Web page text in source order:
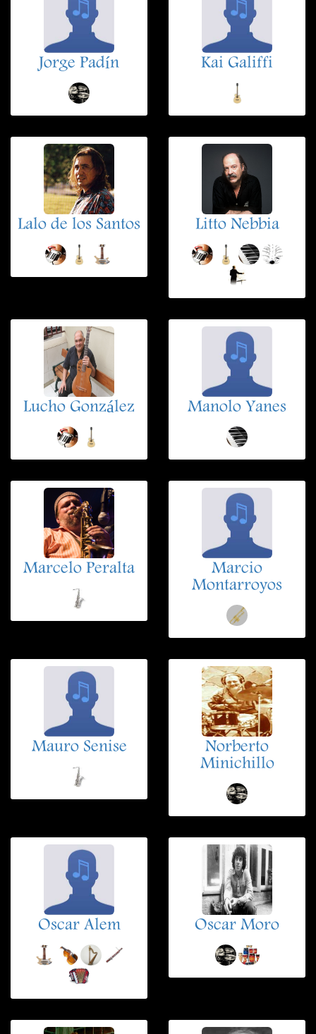
Jorge Padín Kai Galiffi
Lalo de los Santos Litto Nebbia
Lucho González Manolo Yanes
Marcelo Peralta
Marcio
Montarroyos
Mauro Senise
Norberto
Minichillo
Oscar Alem Oscar Moro